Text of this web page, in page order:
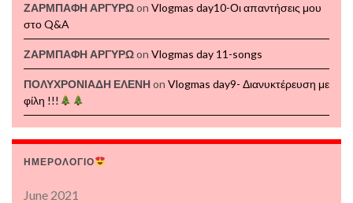
ΖΑΡΜΠΑΦΗ ΑΡΓΥΡΩon Vlogmas day10-Οι απαντήσεις μου
στο Q&A
ΖΑΡΜΠΑΦΗ ΑΡΓΥΡΩon Vlogmas day 11-songs
ΠΟΛΥΧΡΟΝΙΑΔΗ ΕΛΕΝΗon Vlogmas day9- Διανυκτέρευση με
φίλη !!!
ΗΜΕΡΟΛΟΓΙΟ
June 2021